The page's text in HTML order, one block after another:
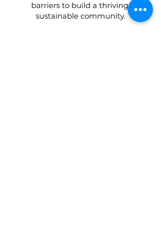
barriers to build a thriving,
sustainable community.